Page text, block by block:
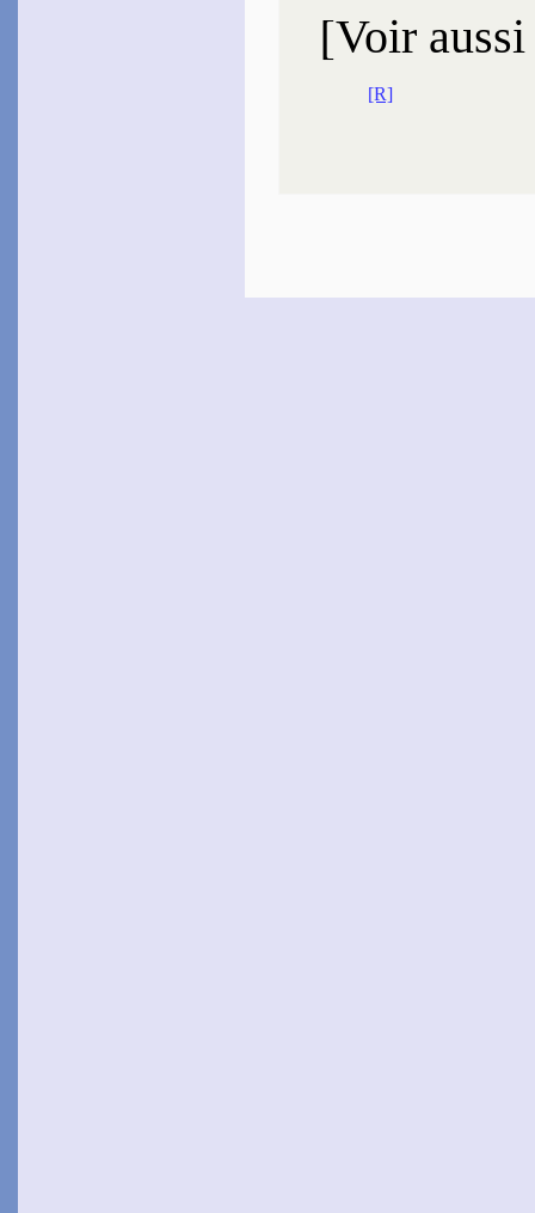
[Voir aussi
[R]